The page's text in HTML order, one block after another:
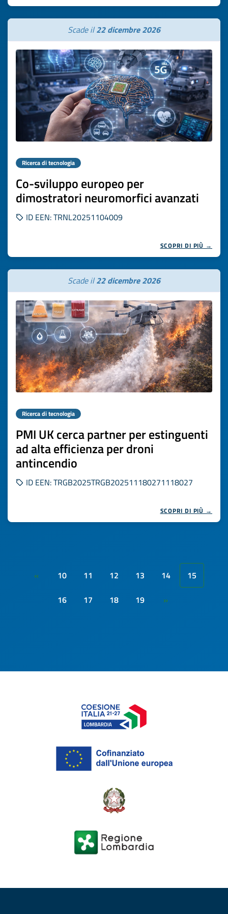
Scade il22 dicembre 2026
Ricerca di tecnologia
Co-sviluppo europeo per
dimostratori neuromorfici avanzati
ID EEN: TRNL20251104009
SCOPRI DI PIÙ →
Scade il22 dicembre 2026
Ricerca di tecnologia
PMI UK cerca partner per estinguenti
ad alta efficienza per droni
antincendio
ID EEN: TRGB2025TRGB202511180271118027
SCOPRI DI PIÙ →
« 10 11 12 13 14
15
16
17 18 19 »